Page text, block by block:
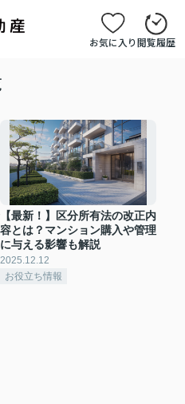
お気に入り閲覧履歴
【最新！】区分所有法の改正内
容とは？マンション購入や管理
に与える影響も解説
2025.12.12
お役立ち情報